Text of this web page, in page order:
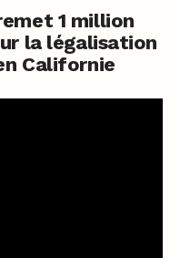
1 million
la légalisation
Californie